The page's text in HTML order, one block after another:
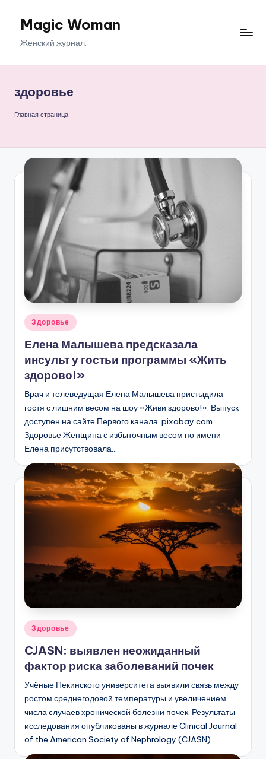
ПерейтиMagic Woman
Женский журнал.
здоровье
Главная страница
Опубликовано
Здоровье
Елена Малышева предсказала
инсульт у гостьи программы «Жить
здорово!»
Врач и телеведущая Елена Малышева пристыдила
гостя с лишним весом на шоу «Живи здорово!». Выпуск
доступен на сайте Первого канала. pixabay.com
Здоровье Женщина с избыточным весом по имени
Елена присутствовала…
Опубликовано
Здоровье
CJASN: выявлен неожиданный
фактор риска заболеваний почек
Учёные Пекинского университета выявили связь между
ростом среднегодовой температуры и увеличением
числа случаев хронической болезни почек. Результаты
исследования опубликованы в журнале Clinical Journal
of the American Society of Nephrology (CJASN).…